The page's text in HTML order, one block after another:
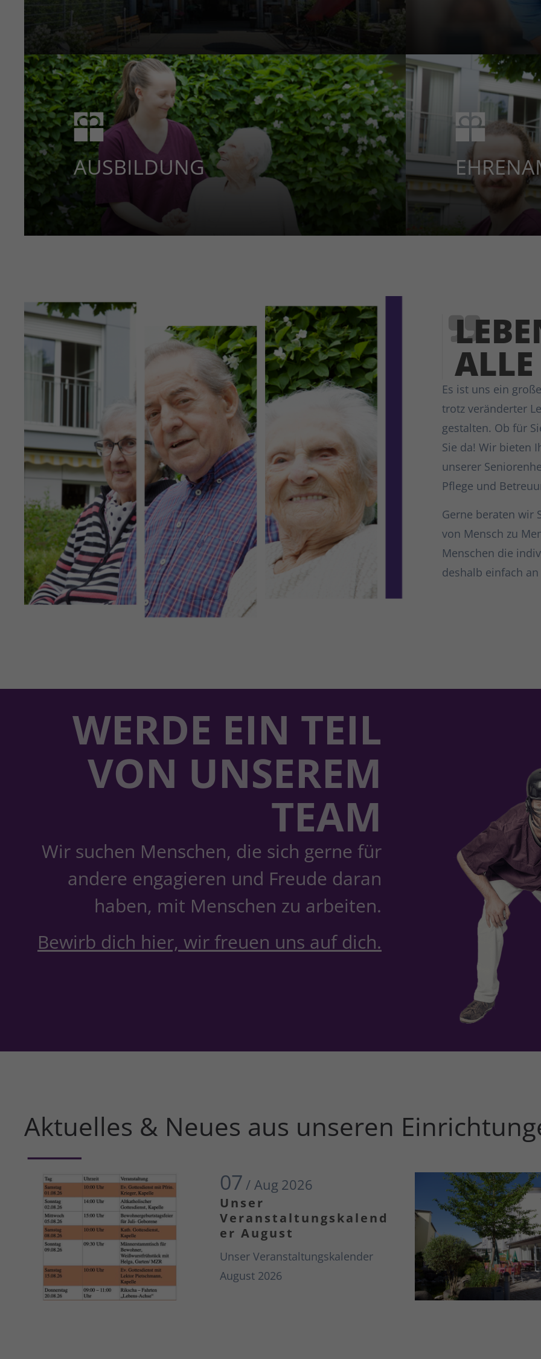
AUSBILDUNG
ALLE
Es ist uns ein
trotz veränderter
gestalten. Ob für
Sie da! Wir bieten
unserer
Pflege und
Gerne beraten wir
von Mensch zu
Menschen die
deshalb einfach
WERDE EIN TEIL
VON UNSEREM
TEAM
Wir suchen Menschen, die sich gerne für
andere engagieren und Freude daran
haben, mit Menschen zu arbeiten.
Bewirb dich hier, wir freuen uns auf dich.
Aktuelles & Neues aus unseren
07 / Aug 2026
Unser
Veranstaltungskalend
er August
Unser Veranstaltungskalender
August 2026